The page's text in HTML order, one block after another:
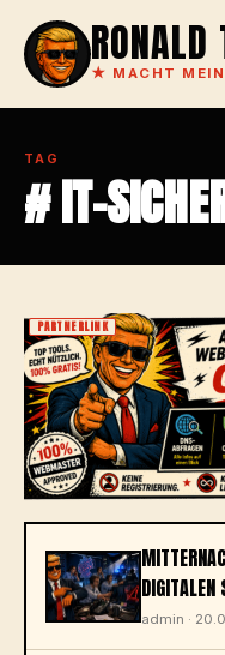
★ MACHT
TAG
# IT-
PARTNERLINK
DIGITALEN
admin ·